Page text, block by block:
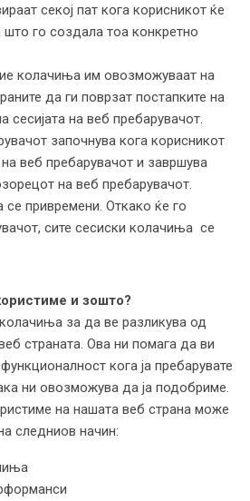
секој пат кога корисникот ќе
што го создала тоа конкретно
колачиња им овозможуваат на
да ги поврзат постапките на
сесијата на веб пребарувачот.
започнува кога корисникот
веб пребарувачот и завршува
на веб пребарувачот.
привремени. Откако ќе го
сите сесиски колачиња се
и зошто?
за да ве разликува од
страната. Ова ни помага да ви
кога ја пребарувате
ни овозможува да ја подобриме.
на нашата веб страна може
следниов начин: